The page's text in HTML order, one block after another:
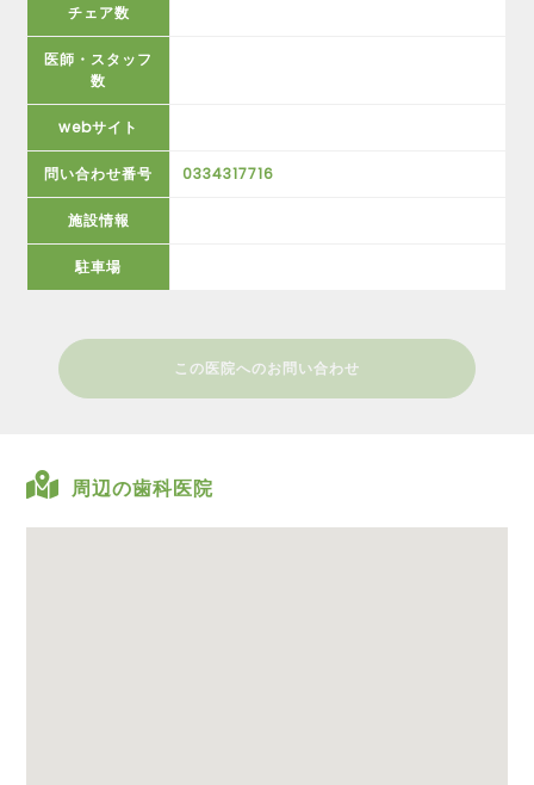
チェア数
医師・スタッフ
数
webサイト
問い合わせ番号 0334317716
施設情報
駐車場
この医院へのお問い合わせ
周辺の歯科医院